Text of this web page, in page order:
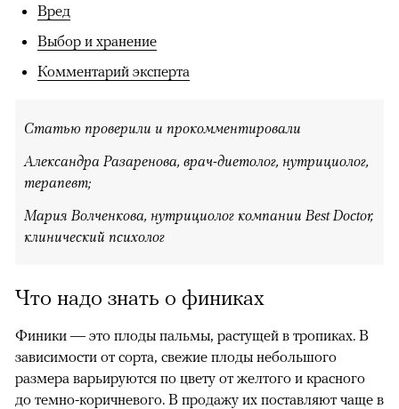
Вред
Выбор и хранение
Комментарий эксперта
Статью проверили и прокомментировали
Александра Разаренова, врач-диетолог, нутрициолог,
терапевт;
Мария Волченкова, нутрициолог компании Best Doctor,
клинический психолог
Что надо знать о финиках
Финики — это плоды пальмы, растущей в тропиках. В
зависимости от сорта, свежие плоды небольшого
размера варьируются по цвету от желтого и красного
до темно-коричневого. В продажу их поставляют чаще в